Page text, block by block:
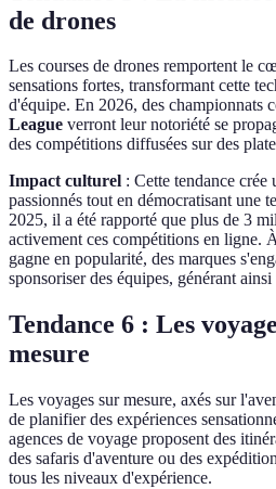
de drones
Les courses de drones remportent le
sensations fortes, transformant cette
d'équipe. En 2026, des championnats
League verront leur notoriété se
des compétitions diffusées sur des
Impact culturel : Cette tendance crée
passionnés tout en démocratisant une
2025, il a été rapporté que plus de 3
activement ces compétitions en ligne.
gagne en popularité, des marques
sponsoriser des équipes, générant
Tendance 6 : Les
mesure
Les voyages sur mesure, axés sur
de planifier des expériences
agences de voyage proposent des
des safaris d'aventure ou des
tous les niveaux d'expérience.